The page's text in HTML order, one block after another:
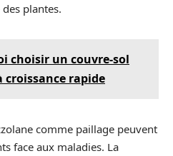
plantes.
choisir un couvre-sol
rapide
comme paillage peuvent
face aux maladies. La